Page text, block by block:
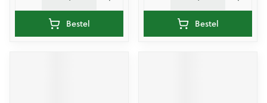
Bestel Bestel